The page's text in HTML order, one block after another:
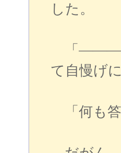
した。
「―――ダ
て自慢げ
「何も